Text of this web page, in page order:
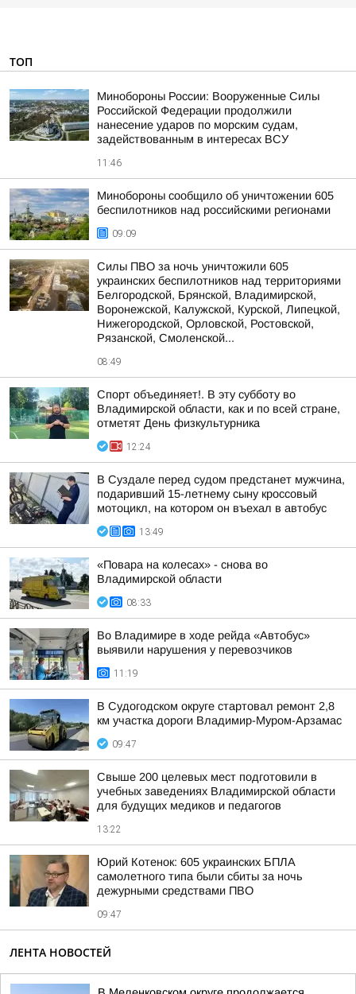
ТОП
Минобороны России: Вооруженные Силы
Российской Федерации продолжили
нанесение ударов по морским судам,
задействованным в интересах ВСУ
11:46
Минобороны сообщило об уничтожении 605
беспилотников над российскими регионами
09:09
Силы ПВО за ночь уничтожили 605
украинских беспилотников над территориями
Белгородской, Брянской, Владимирской,
Воронежской, Калужской, Курской, Липецкой,
Нижегородской, Орловской, Ростовской,
Рязанской, Смоленской...
08:49
Спорт объединяет!. В эту субботу во
Владимирской области, как и по всей стране,
отметят День физкультурника
12:24
В Суздале перед судом предстанет мужчина,
подаривший 15-летнему сыну кроссовый
мотоцикл, на котором он въехал в автобус
13:49
«Повара на колесах» - снова во
Владимирской области
08:33
Во Владимире в ходе рейда «Автобус»
выявили нарушения у перевозчиков
11:19
В Судогодском округе стартовал ремонт 2,8
км участка дороги Владимир-Муром-Арзамас
09:47
Свыше 200 целевых мест подготовили в
учебных заведениях Владимирской области
для будущих медиков и педагогов
13:22
Юрий Котенок: 605 украинских БПЛА
самолетного типа были сбиты за ночь
дежурными средствами ПВО
09:47
ЛЕНТА НОВОСТЕЙ